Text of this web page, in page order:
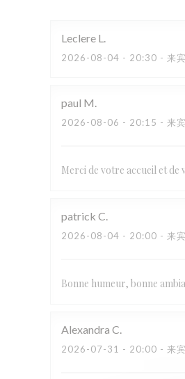
Leclere L
2026-08-04 - 20:30 - 来
paul M
2026-08-06 - 20:15 - 来
Merci de votre accueil et
patrick C
2026-08-04 - 20:00 - 来
Bonne humeur, bonne
Alexandra C
2026-07-31 - 20:00 - 来